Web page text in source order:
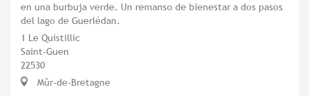
en una burbuja verde. Un remanso de bienestar a dos pasos
del lago de Guerlédan.
1 Le Quistillic
Saint-Guen
22530
Mûr-de-Bretagne